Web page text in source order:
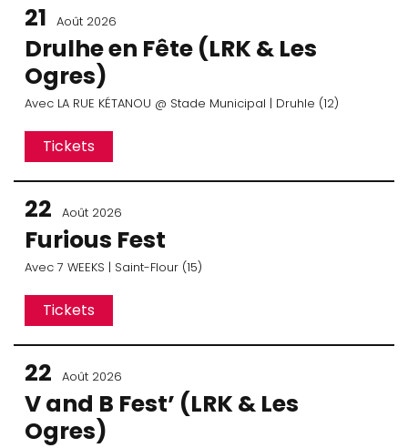
21 Août 2026
Drulhe en Fête (LRK & Les
Ogres)
Avec LA RUE KÉTANOU @ Stade Municipal | Druhle (12)
Tickets
22 Août 2026
Furious Fest
Avec 7 WEEKS | Saint-Flour (15)
Tickets
22 Août 2026
V and B Fest’ (LRK & Les
Ogres)